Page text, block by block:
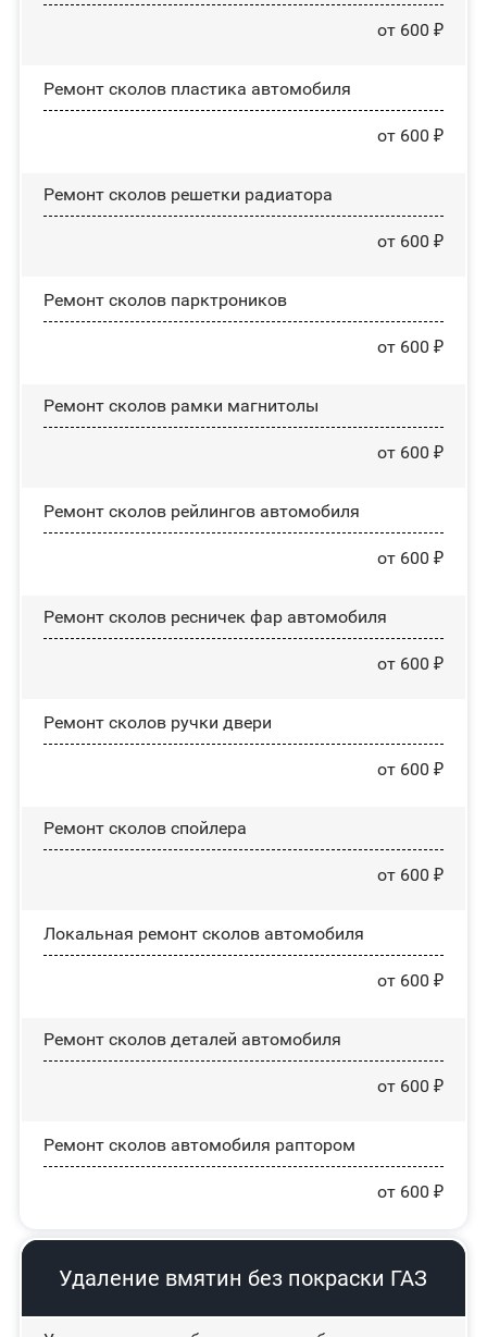
от 600 ₽
Ремонт сколов пластика автомобиля
от 600 ₽
Ремонт сколов решетки радиатора
от 600 ₽
Ремонт сколов парктроников
от 600 ₽
Ремонт сколов рамки магнитолы
от 600 ₽
Ремонт сколов рейлингов автомобиля
от 600 ₽
Ремонт сколов ресничек фар автомобиля
от 600 ₽
Ремонт сколов ручки двери
от 600 ₽
Ремонт сколов спойлера
от 600 ₽
Локальная ремонт сколов автомобиля
от 600 ₽
Ремонт сколов деталей автомобиля
от 600 ₽
Ремонт сколов автомобиля раптором
от 600 ₽
Удаление вмятин без покраски ГАЗ